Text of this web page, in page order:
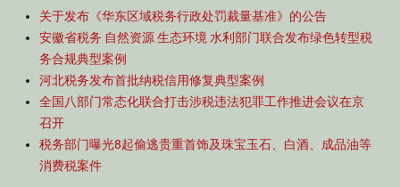
关于发布《华东区域税务行政处罚裁量基准》的公告
安徽省税务 自然资源 生态环境 水利部门联合发布绿色转型税
务合规典型案例
河北税务发布首批纳税信用修复典型案例
全国八部门常态化联合打击涉税违法犯罪工作推进会议在京
召开
税务部门曝光8起偷逃贵重首饰及珠宝玉石、白酒、成品油等
消费税案件